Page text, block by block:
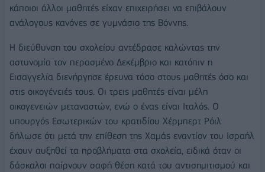
κάποιοι άλλοι μαθητές είχαν επιχειρήσει να επιβάλουν
ανάλογους κανόνες σε γυμνάσιο της Βόννης.
Η διεύθυνση του σχολείου αντέδρασε καλώντας την
αστυνομία τον περασμένο Δεκέμβριο και κατόπιν η
Εισαγγελία διενήργησε έρευνα τόσο στους μαθητές όσο και
στις οικογένειές τους. Οι τρεις μαθητές είναι μέλη
οικογενειών μεταναστών, ενώ ο ένας είναι Ιταλός. Ο
υπουργός Εσωτερικών του κρατιδίου Χέρμπερτ Ρόιλ
δήλωσε ότι μετά την επίθεση της Χαμάς εναντίον του Ισραήλ
έχουν αυξηθεί τα προβλήματα στα σχολεία, ειδικά όταν οι
δάσκαλοι παίρνουν σαφή θέση κατά του αντισημιτισμού και